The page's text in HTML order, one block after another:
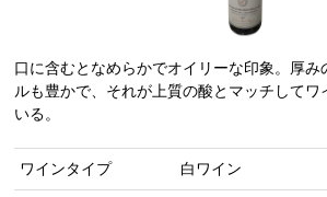
口に含むとなめらかでオイリーな印象。厚み
ルも豊かで、それが上質の酸とマッチしてワ
いる。
ワインタイプ 白ワイン